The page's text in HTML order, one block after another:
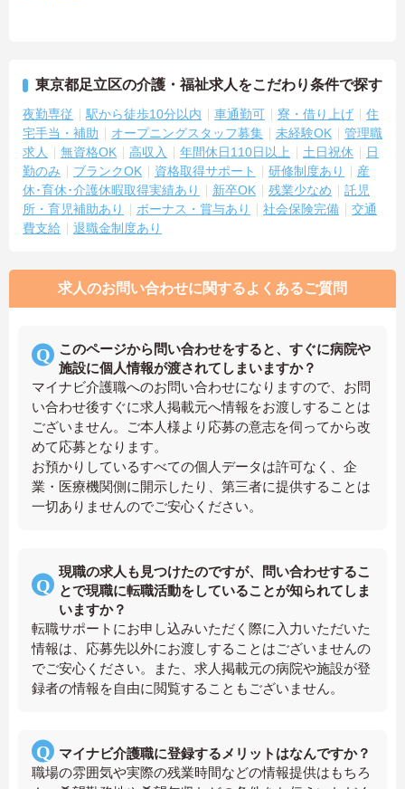
東京都足立区の介護・福祉求人をこだわり条件で探す
夜勤専従 駅から徒歩10分以内 車通勤可 寮・借り上げ
住
宅手当・補助
オープニングスタッフ募集 未経験OK
管理職
求人
無資格OK 高収入 年間休日110日以上 土日祝休
日
勤のみ
ブランクOK 資格取得サポート 研修制度あり
産
休･育休･介護休暇取得実績あり
新卒OK 残業少なめ
託児
所・育児補助あり
ボーナス・賞与あり 社会保険完備
交通
費支給
退職金制度あり
求人のお問い合わせに関するよくあるご質問
このページから問い合わせをすると、すぐに病院や
施設に個人情報が渡されてしまいますか？
マイナビ介護職へのお問い合わせになりますので、お問
い合わせ後すぐに求人掲載元へ情報をお渡しすることは
ございません。ご本人様より応募の意志を伺ってから改
めて応募となります。
お預かりしているすべての個人データは許可なく、企
業・医療機関側に開示したり、第三者に提供することは
一切ありませんのでご安心ください。
現職の求人も見つけたのですが、問い合わせするこ
とで現職に転職活動をしていることが知られてしま
いますか？
転職サポートにお申し込みいただく際に入力いただいた
情報は、応募先以外にお渡しすることはございませんの
でご安心ください。また、求人掲載元の病院や施設が登
録者の情報を自由に閲覧することもございません。
マイナビ介護職に登録するメリットはなんですか？
職場の雰囲気や実際の残業時間などの情報提供はもちろ